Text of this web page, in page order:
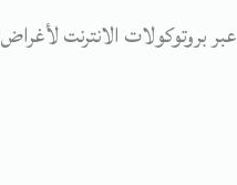
بروتوكولات الانترنت